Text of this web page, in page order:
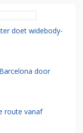
doet widebody-
door
route vanaf